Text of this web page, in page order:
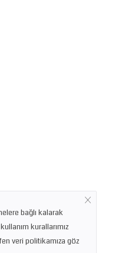
bağlı kalarak
kurallarımız
veri politikamıza göz